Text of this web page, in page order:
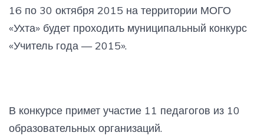
16 по 30 октября 2015 на территории МОГО
«Ухта» будет проходить муниципальный конкурс
«Учитель года — 2015».
В конкурсе примет участие 11 педагогов из 10
образовательных организаций.